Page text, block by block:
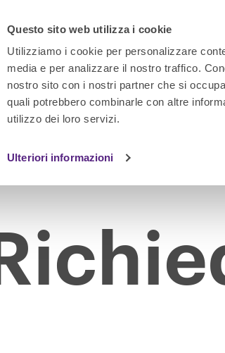
Questo sito web utilizza i cookie
Utilizziamo i cookie per personalizzare
media e per analizzare il nostro traffico.
nostro sito con i nostri partner che si
quali potrebbero combinarle con altre
utilizzo dei loro servizi.
Ulteriori informazioni